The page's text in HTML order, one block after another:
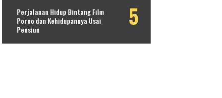
Perjalanan Hidup Bintang Film
Porno dan Kehidupannya Usai
Pensiun